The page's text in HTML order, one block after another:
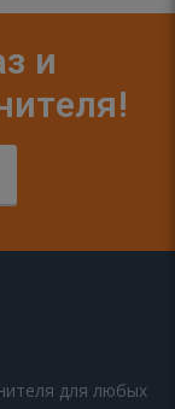
и
для любых